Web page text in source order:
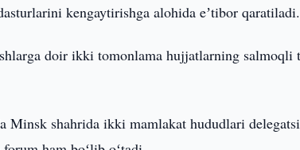
kengaytirishga alohida eʼtibor qaratiladi.
doir ikki tomonlama hujjatlarning
Minsk shahrida ikki mamlakat hududlari